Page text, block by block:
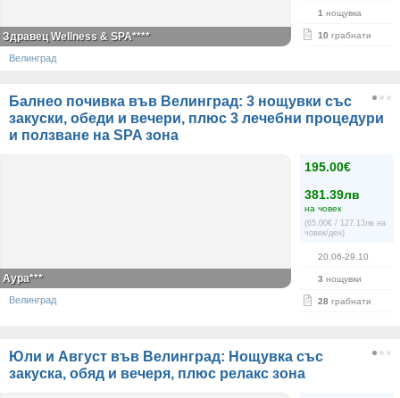
1 нощувка
10 грабнати
Здравец Wellness & SPA****
Велинград
Балнео почивка във Велинград: 3 нощувки със
закуски, обеди и вечери, плюс 3 лечебни процедури
и ползване на SPA зона
195.00€
381.39лв
на човек
(65.00€ / 127.13лв на
човек/ден)
20.06-29.10
3 нощувки
28 грабнати
Аура***
Велинград
Юли и Август във Велинград: Нощувка със
закуска, обяд и вечеря, плюс релакс зона